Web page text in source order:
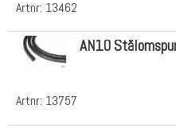
Artnr: 13462
Artnr: 13757
AN10